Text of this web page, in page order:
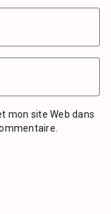
mon site Web dans